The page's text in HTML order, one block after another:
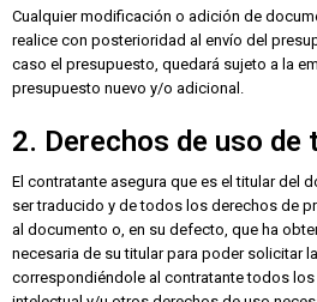
Cualquier modificación o adición de
realice con posterioridad al envío del
caso el presupuesto, quedará sujeto a la
presupuesto nuevo y/o adicional.
2. Derechos de uso de
El contratante asegura que es el titular del
ser traducido y de todos los derechos de
al documento o, en su defecto, que ha
necesaria de su titular para poder solicitar
correspondiéndole al contratante todos